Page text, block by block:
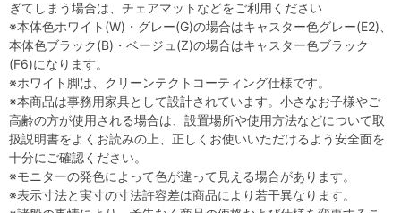
ぎてしまう場合は、チェアマットなどをご利用ください
※本体色ホワイト(W)・グレー(G)の場合はキャスター色グレー(E2)、
本体色ブラック(B)・ベージュ(Z)の場合はキャスター色ブラック
(F6)になります。
※ホワイト脚は、クリーンテクトコーティング仕様です。
※本商品は事務用家具として設計されています。小さなお子様やご
高齢の方が使用される場合は、設置場所や使用方法などについて取
扱説明書をよくお読みの上、正しくお使いいただけるよう安全面を
十分にご確認ください。
※モニターの発色によって色が違って見える場合があります。
※表示寸法と実寸の寸法許容差は商品により若干異なります。